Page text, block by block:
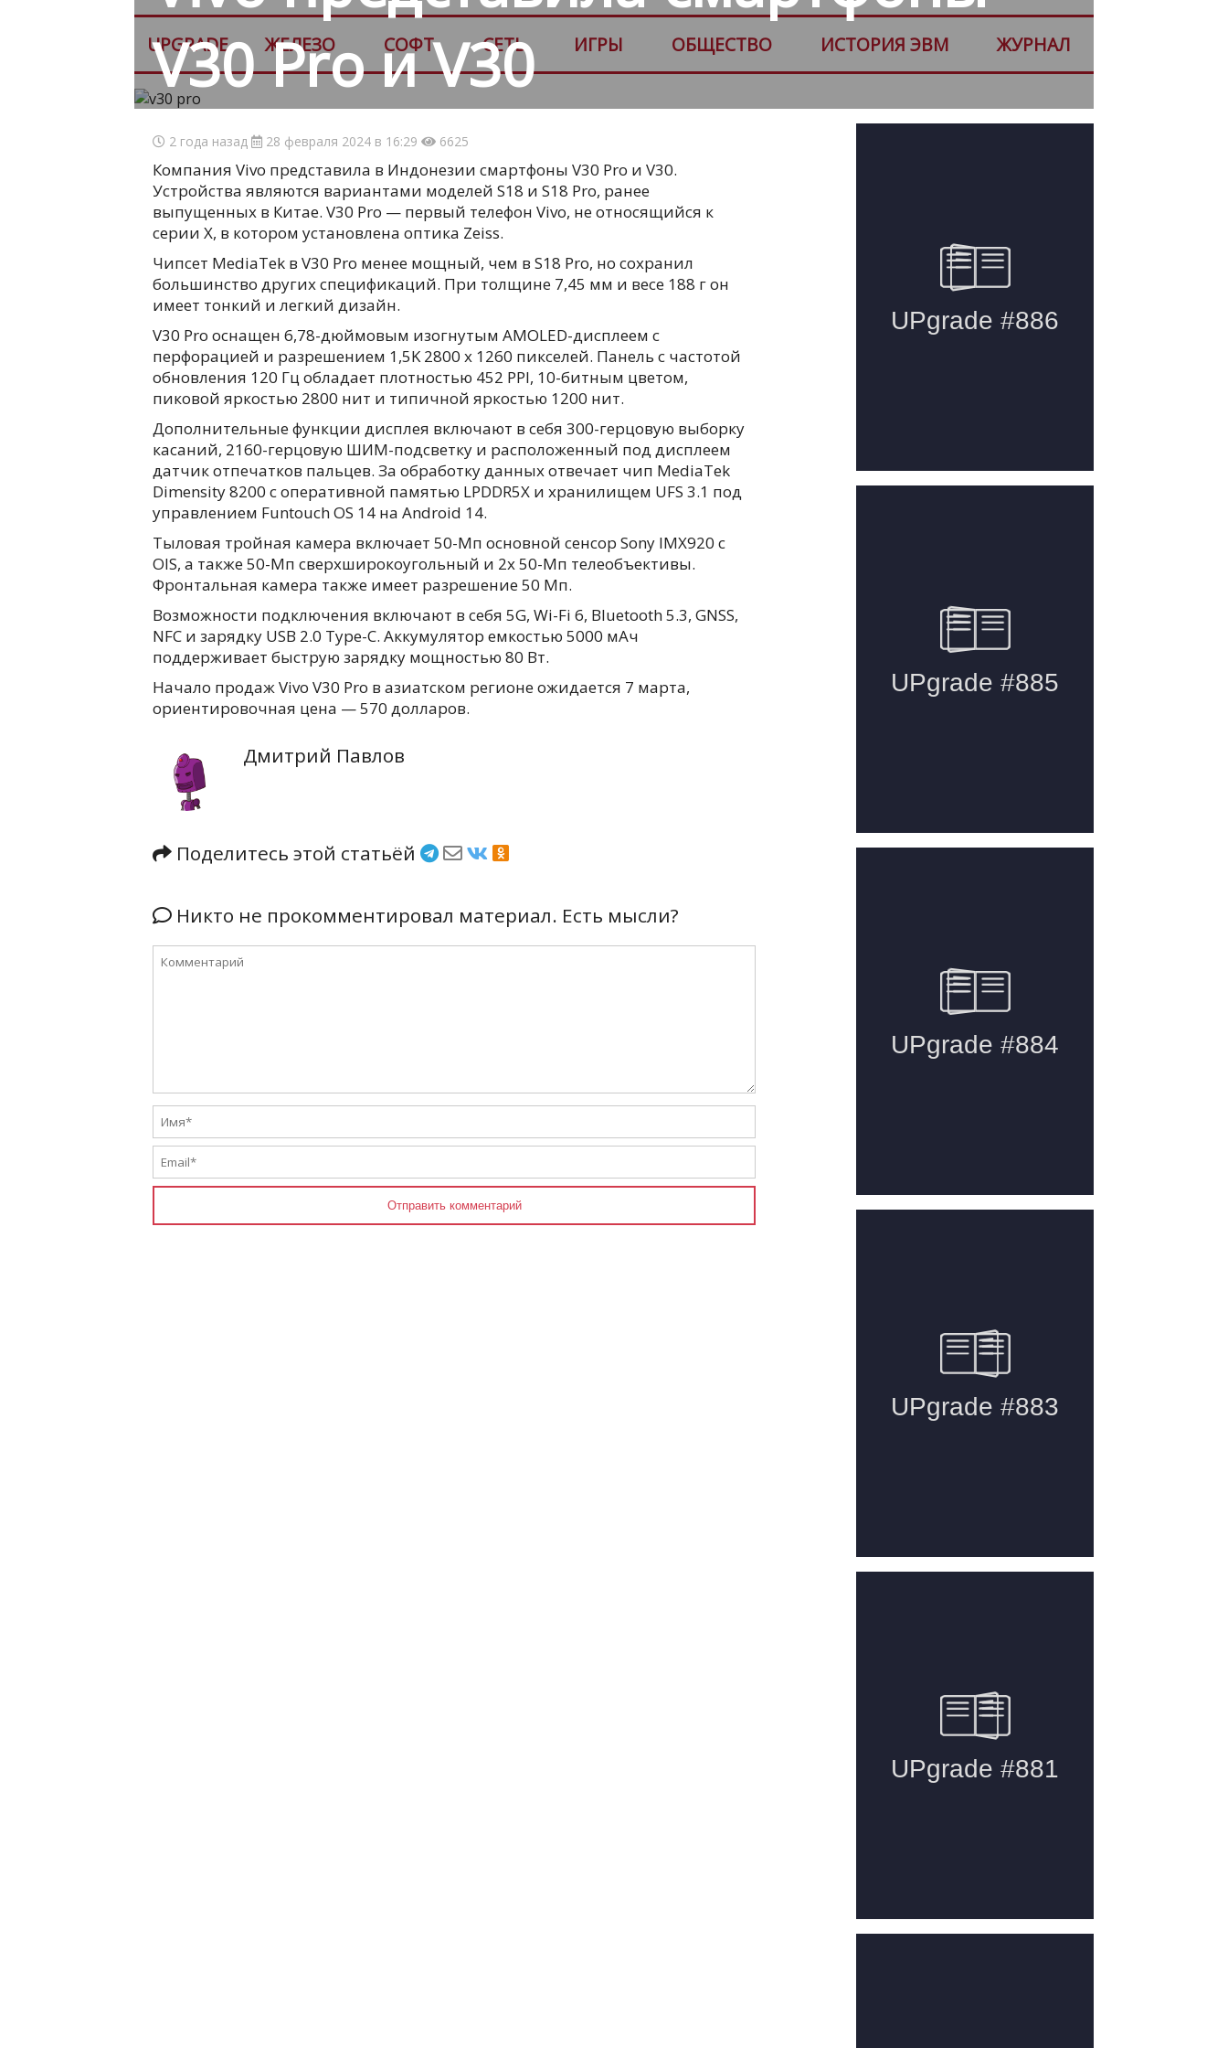
UPGRADE ЖЕЛЕЗО СОФТ СЕТЬ ИГРЫ ОБЩЕСТВО ИСТОРИЯ ЭВМ ЖУРНАЛ
V30 Pro и V30
2 года назад 28 февраля 2024 в 16:29 6625
Компания Vivo представила в Индонезии смартфоны V30 Pro и V30.
Устройства являются вариантами моделей S18 и S18 Pro, ранее
выпущенных в Китае. V30 Pro — первый телефон Vivo, не относящийся к
серии X, в котором установлена оптика Zeiss.
Чипсет MediaTek в V30 Pro менее мощный, чем в S18 Pro, но сохранил
большинство других спецификаций. При толщине 7,45 мм и весе 188 г он
имеет тонкий и легкий дизайн.
V30 Pro оснащен 6,78-дюймовым изогнутым AMOLED-дисплеем с
перфорацией и разрешением 1,5K 2800 x 1260 пикселей. Панель с частотой
обновления 120 Гц обладает плотностью 452 PPI, 10-битным цветом,
пиковой яркостью 2800 нит и типичной яркостью 1200 нит.
Дополнительные функции дисплея включают в себя 300-герцовую выборку
касаний, 2160-герцовую ШИМ-подсветку и расположенный под дисплеем
датчик отпечатков пальцев. За обработку данных отвечает чип MediaTek
Dimensity 8200 с оперативной памятью LPDDR5X и хранилищем UFS 3.1 под
управлением Funtouch OS 14 на Android 14.
Тыловая тройная камера включает 50-Мп основной сенсор Sony IMX920 с
OIS, а также 50-Мп сверхширокоугольный и 2x 50-Мп телеобъективы.
Фронтальная камера также имеет разрешение 50 Мп.
Возможности подключения включают в себя 5G, Wi-Fi 6, Bluetooth 5.3, GNSS,
NFC и зарядку USB 2.0 Type-C. Аккумулятор емкостью 5000 мАч
поддерживает быструю зарядку мощностью 80 Вт.
Начало продаж Vivo V30 Pro в азиатском регионе ожидается 7 марта,
ориентировочная цена — 570 долларов.
Дмитрий Павлов
Поделитесь этой статьёй
Никто не прокомментировал материал. Есть мысли?